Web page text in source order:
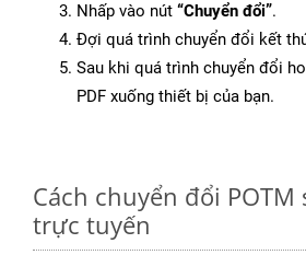
Nhấp vào nút “Chuyển đổi”.
Đợi quá trình chuyển đổi kết
Sau khi quá trình chuyển đổi
PDF xuống thiết bị của bạn.
Cách chuyển đổi POTM
trực tuyến